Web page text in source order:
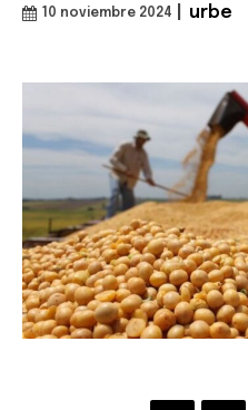
10 noviembre 2024 urbe